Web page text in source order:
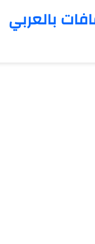
بالعربي